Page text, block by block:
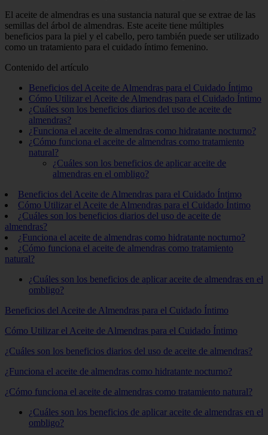
El aceite de almendras es una sustancia natural que se extrae de las
semillas del árbol de almendras. Este aceite tiene múltiples
beneficios para la piel y el cabello, pero también puede ser utilizado
como un tratamiento para el cuidado íntimo femenino.
Contenido del artículo
Beneficios del Aceite de Almendras para el Cuidado Íntimo
Cómo Utilizar el Aceite de Almendras para el Cuidado Íntimo
¿Cuáles son los beneficios diarios del uso de aceite de
almendras?
¿Funciona el aceite de almendras como hidratante nocturno?
¿Cómo funciona el aceite de almendras como tratamiento
natural?
¿Cuáles son los beneficios de aplicar aceite de
almendras en el ombligo?
Beneficios del Aceite de Almendras para el Cuidado Íntimo
Cómo Utilizar el Aceite de Almendras para el Cuidado Íntimo
¿Cuáles son los beneficios diarios del uso de aceite de
almendras?
¿Funciona el aceite de almendras como hidratante nocturno?
¿Cómo funciona el aceite de almendras como tratamiento
natural?
¿Cuáles son los beneficios de aplicar aceite de almendras en el
ombligo?
Beneficios del Aceite de Almendras para el Cuidado Íntimo
Cómo Utilizar el Aceite de Almendras para el Cuidado Íntimo
¿Cuáles son los beneficios diarios del uso de aceite de almendras?
¿Funciona el aceite de almendras como hidratante nocturno?
¿Cómo funciona el aceite de almendras como tratamiento natural?
¿Cuáles son los beneficios de aplicar aceite de almendras en el
ombligo?